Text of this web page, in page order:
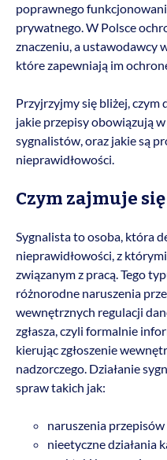
poprawnego
prywatnego. W Polsce
znaczeniu, a ustawodawcy
które zapewniają im
Przyjrzyjmy się bliżej, czym
jakie przepisy obowiązują
sygnalistów, oraz jakie są
nieprawidłowości.
Czym zajmuje
Sygnalista to osoba, która
nieprawidłowości, z
związanym z pracą. Tego
różnorodne naruszenia
wewnętrznych regulacji
zgłasza, czyli formalnie
kierując zgłoszenie
nadzorczego. Działanie
spraw takich jak:
naruszenia
nieetyczne działania